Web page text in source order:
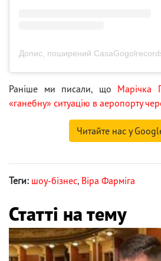
Раніше ми писали, що Марічка
«ганебну» ситуацію в аеропорту
Читайте нас у
Теги: шоу-бізнес, Віра Фарміга
Статті на тему